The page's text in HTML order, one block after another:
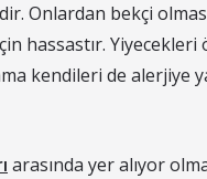
Onlardan bekçi
hassastır.
kendileri de alerjiye
arasında yer alıyor